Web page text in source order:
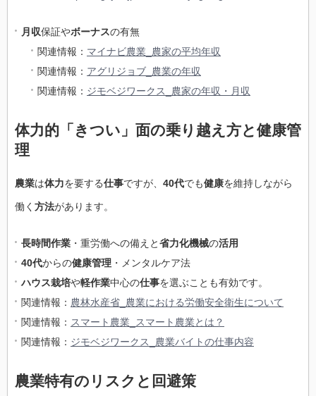
月収保証やボーナスの有無
関連情報： マイナビ農業_農家の平均年収
関連情報： アグリジョブ_農業の年収
関連情報： ジモベジワークス_農家の年収・月収
体力的「きつい」面の乗り越え方と健康管
理
農業は体力を要する仕事ですが、 40代でも健康を維持しながら
働く 方法があります。
長時間作業 ・重労働への備えと省力化機械の活用
40代からの健康管理 ・メンタルケア法
ハウス栽培や軽作業中心の仕事を選ぶことも有効です。
関連情報： 農林水産省_農業における労働安全衛生について
関連情報： スマート農業_スマート農業とは？
関連情報： ジモベジワークス_農業バイトの仕事内容
農業特有のリスクと回避策